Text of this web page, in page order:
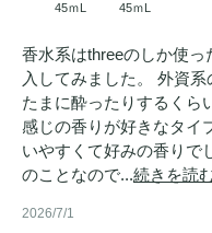
45ｍL 45ｍL
香水系はthreeのしか使
入してみました。 外資
たまに酔ったりするくら
感じの香りが好きなタイ
いやすくて好みの香りで
のことなので...続きを読
2026/7/1